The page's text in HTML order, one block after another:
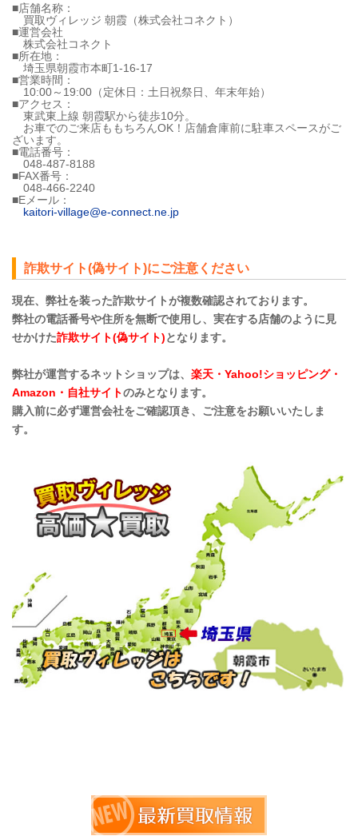
■店舗名称：
買取ヴィレッジ 朝霞（株式会社コネクト）
■運営会社
株式会社コネクト
■所在地：
埼玉県朝霞市本町1-16-17
■営業時間：
10:00～19:00（定休日：土日祝祭日、年末年始）
■アクセス：
東武東上線 朝霞駅から徒歩10分。
お車でのご来店ももちろんOK！店舗倉庫前に駐車スペースがご
ざいます。
■電話番号：
048-487-8188
■FAX番号：
048-466-2240
■Eメール：
kaitori-village@e-connect.ne.jp
詐欺サイト(偽サイト)にご注意ください
現在、弊社を装った詐欺サイトが複数確認されております。
弊社の電話番号や住所を無断で使用し、実在する店舗のように見
せかけた詐欺サイト(偽サイト)となります。
弊社が運営するネットショップは、 楽天・Yahoo!ショッピング・
Amazon・自社サイトのみとなります。
購入前に必ず運営会社をご確認頂き、ご注意をお願いいたしま
す。